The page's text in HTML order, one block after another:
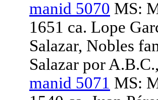
manid 5070 MS:
1651 ca. Lope
Salazar, Nobles
Salazar por
manid 5071 MS: